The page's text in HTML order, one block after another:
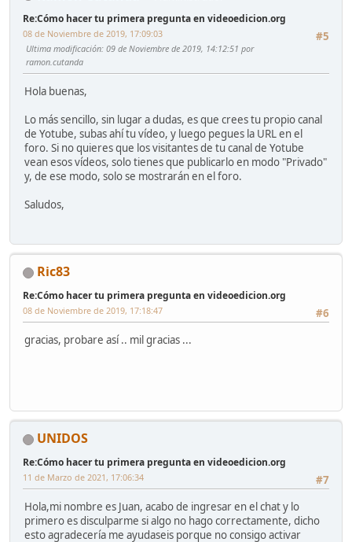
Re:Cómo hacer tu primera pregunta en videoedicion.org
#5
08 de Noviembre de 2019, 17:09:03
Ultima modificación: 09 de Noviembre de 2019, 14:12:51 por
ramon.cutanda
Hola buenas,
Lo más sencillo, sin lugar a dudas, es que crees tu propio canal
de Yotube, subas ahí tu vídeo, y luego pegues la URL en el
foro. Si no quieres que los visitantes de tu canal de Yotube
vean esos vídeos, solo tienes que publicarlo en modo "Privado"
y, de ese modo, solo se mostrarán en el foro.
Saludos,
Ric83
Re:Cómo hacer tu primera pregunta en videoedicion.org
#6
08 de Noviembre de 2019, 17:18:47
gracias, probare así .. mil gracias ...
UNIDOS
Re:Cómo hacer tu primera pregunta en videoedicion.org
#7
11 de Marzo de 2021, 17:06:34
Hola,mi nombre es Juan, acabo de ingresar en el chat y lo
primero es disculparme si algo no hago correctamente, dicho
esto agradecería me ayudaseis porque no consigo activar